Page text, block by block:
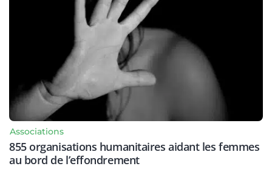
Associations
855 organisations humanitaires aidant les femmes
au bord de l’effondrement